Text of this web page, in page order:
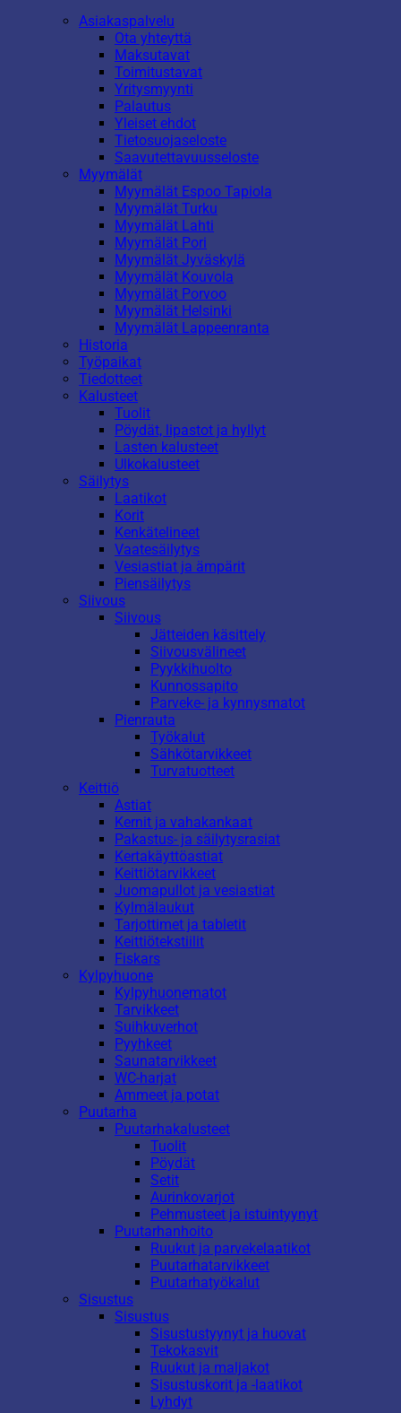
Asiakaspalvelu
Ota yhteyttä
Maksutavat
Toimitustavat
Yritysmyynti
Palautus
Yleiset ehdot
Tietosuojaseloste
Saavutettavuusseloste
Myymälät
Myymälät Espoo Tapiola
Myymälät Turku
Myymälät Lahti
Myymälät Pori
Myymälät Jyväskylä
Myymälät Kouvola
Myymälät Porvoo
Myymälät Helsinki
Myymälät Lappeenranta
Historia
Työpaikat
Tiedotteet
Kalusteet
Tuolit
Pöydät, lipastot ja hyllyt
Lasten kalusteet
Ulkokalusteet
Säilytys
Laatikot
Korit
Kenkätelineet
Vaatesäilytys
Vesiastiat ja ämpärit
Piensäilytys
Siivous
Siivous
Jätteiden käsittely
Siivousvälineet
Pyykkihuolto
Kunnossapito
Parveke- ja kynnysmatot
Pienrauta
Työkalut
Sähkötarvikkeet
Turvatuotteet
Keittiö
Astiat
Kernit ja vahakankaat
Pakastus- ja säilytysrasiat
Kertakäyttöastiat
Keittiötarvikkeet
Juomapullot ja vesiastiat
Kylmälaukut
Tarjottimet ja tabletit
Keittiötekstiilit
Fiskars
Kylpyhuone
Kylpyhuonematot
Tarvikkeet
Suihkuverhot
Pyyhkeet
Saunatarvikkeet
WC-harjat
Ammeet ja potat
Puutarha
Puutarhakalusteet
Tuolit
Pöydät
Setit
Aurinkovarjot
Pehmusteet ja istuintyynyt
Puutarhanhoito
Ruukut ja parvekelaatikot
Puutarhatarvikkeet
Puutarhatyökalut
Sisustus
Sisustus
Sisustustyynyt ja huovat
Tekokasvit
Ruukut ja maljakot
Sisustuskorit ja -laatikot
Lyhdyt